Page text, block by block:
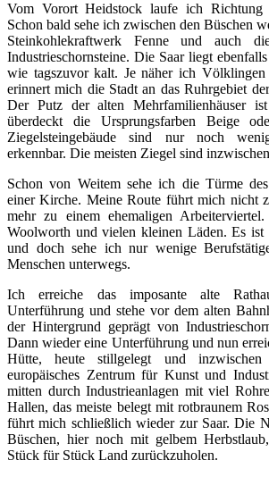
Vom Vorort Heidstock laufe ich Richtung
Schon bald sehe ich zwischen den Büschen
Steinkohlekraftwerk Fenne und auch
Industrieschornsteine. Die Saar liegt
wie tagszuvor kalt. Je näher ich
erinnert mich die Stadt an das Ruhrgebiet
Der Putz der alten Mehrfamilienhäuser
überdeckt die Ursprungsfarben Beige
Ziegelsteingebäude sind nur noch
erkennbar. Die meisten Ziegel sind
Schon von Weitem sehe ich die Türme
einer Kirche. Meine Route führt mich nicht
mehr zu einem ehemaligen
Woolworth und vielen kleinen Läden. Es ist
und doch sehe ich nur wenige
Menschen unterwegs.
Ich erreiche das imposante alte
Unterführung und stehe vor dem alten
der Hintergrund geprägt von
Dann wieder eine Unterführung und nun
Hütte, heute stillgelegt und inzwischen
europäisches Zentrum für Kunst und
mitten durch Industrieanlagen mit viel
Hallen, das meiste belegt mit rotbraunem
führt mich schließlich wieder zur Saar. Die
Büschen, hier noch mit gelbem
Stück für Stück Land zurückzuholen.